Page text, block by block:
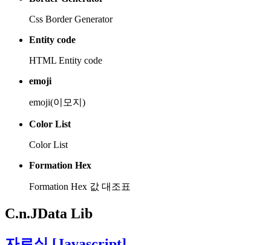
Css Border Generator
Entity code
HTML Entity code
emoji
emoji(이모지)
Color List
Color List
Formation Hex
Formation Hex 값 대조표
C.n.JData Lib